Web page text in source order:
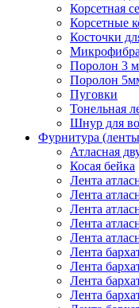
Корсетная
Корсетные
Косточки
Микрофибра
Поролон 3
Поролон
Пуговки
Тонельная
Шнур для
Фурнитура
Атласная
Косая бейка
Лента
Лента
Лента
Лента
Лента
Лента
Лента
Лента
Лента